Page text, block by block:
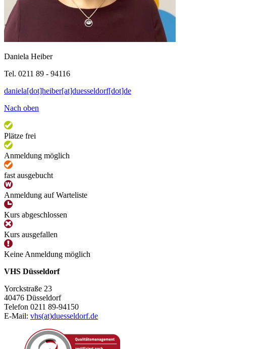
Daniela Heiber
Tel. 0211 89 - 94116
daniela[dot]heiber[at]duesseldorf[dot]de
Nach oben
Plätze frei
Anmeldung möglich
fast ausgebucht
Anmeldung auf Warteliste
Kurs abgeschlossen
Kurs ausgefallen
Keine Anmeldung möglich
VHS Düsseldorf
Yorckstraße 23
40476 Düsseldorf
Telefon 0211 89-94150
E-Mail: vhs(at)duesseldorf.de